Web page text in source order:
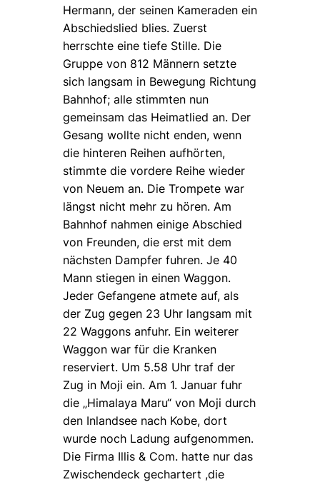
Hermann, der seinen Kameraden ein
Abschiedslied blies. Zuerst
herrschte eine tiefe Stille. Die
Gruppe von 812 Männern setzte
sich langsam in Bewegung Richtung
Bahnhof; alle stimmten nun
gemeinsam das Heimatlied an. Der
Gesang wollte nicht enden, wenn
die hinteren Reihen aufhörten,
stimmte die vordere Reihe wieder
von Neuem an. Die Trompete war
längst nicht mehr zu hören. Am
Bahnhof nahmen einige Abschied
von Freunden, die erst mit dem
nächsten Dampfer fuhren. Je 40
Mann stiegen in einen Waggon.
Jeder Gefangene atmete auf, als
der Zug gegen 23 Uhr langsam mit
22 Waggons anfuhr. Ein weiterer
Waggon war für die Kranken
reserviert. Um 5.58 Uhr traf der
Zug in Moji ein. Am 1. Januar fuhr
die „Himalaya Maru“ von Moji durch
den Inlandsee nach Kobe, dort
wurde noch Ladung aufgenommen.
Die Firma Illis & Com. hatte nur das
Zwischendeck gechartert ,die